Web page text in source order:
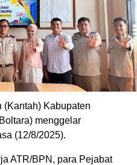
Kabupaten
menggelar
(12/8/2025).
ATR/BPN, para Pejabat